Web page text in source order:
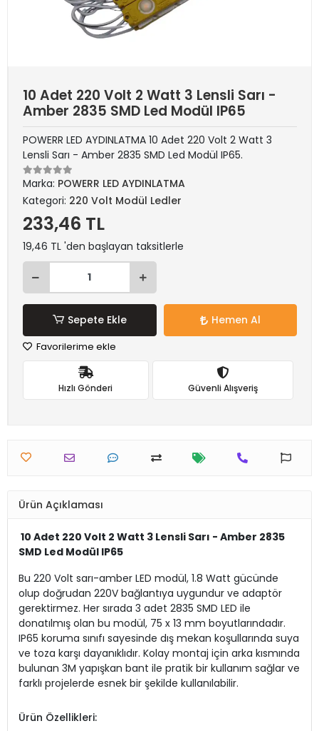
10 Adet 220 Volt 2 Watt 3 Lensli Sarı -
Amber 2835 SMD Led Modül IP65
POWERR LED AYDINLATMA 10 Adet 220 Volt 2 Watt 3
Lensli Sarı - Amber 2835 SMD Led Modül IP65.
Marka: POWERR LED AYDINLATMA
Kategori: 220 Volt Modül Ledler
233,46 TL
19,46 TL 'den başlayan taksitlerle
Sepete Ekle Hemen Al
Favorilerime ekle
Hızlı Gönderi Güvenli Alışveriş
Ürün Açıklaması
10 Adet 220 Volt 2 Watt 3 Lensli Sarı - Amber 2835
SMD Led Modül IP65
Bu 220 Volt sarı-amber LED modül, 1.8 Watt gücünde
olup doğrudan 220V bağlantıya uygundur ve adaptör
gerektirmez. Her sırada 3 adet 2835 SMD LED ile
donatılmış olan bu modül, 75 x 13 mm boyutlarındadır.
IP65 koruma sınıfı sayesinde dış mekan koşullarında suya
ve toza karşı dayanıklıdır. Kolay montaj için arka kısmında
bulunan 3M yapışkan bant ile pratik bir kullanım sağlar ve
farklı projelerde esnek bir şekilde kullanılabilir.
Ürün Özellikleri: